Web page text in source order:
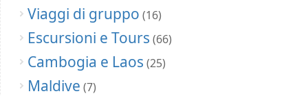
Viaggi di gruppo (16)
Escursioni e Tours (66)
Cambogia e Laos (25)
Maldive (7)